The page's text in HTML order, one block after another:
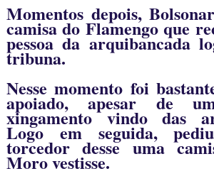
Momentos depois,
camisa do Flamengo que
pessoa da arquibancada
tribuna.
Nesse momento foi
apoiado, apesar de
xingamento vindo das
Logo em seguida,
torcedor desse uma
Moro vestisse.